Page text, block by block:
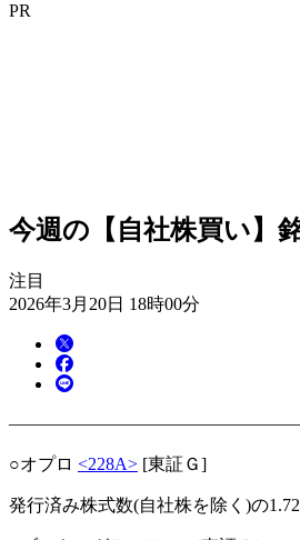
PR
今週の【自社株買い】
注目
2026年3月20日 18時00分
―――――――――――――――――――
○オプロ <228A> [東証Ｇ]
発行済み株式数(自社株を除く)の